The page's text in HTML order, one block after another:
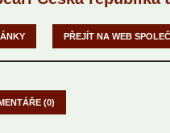
PŘEJÍT NA WEB
(0)